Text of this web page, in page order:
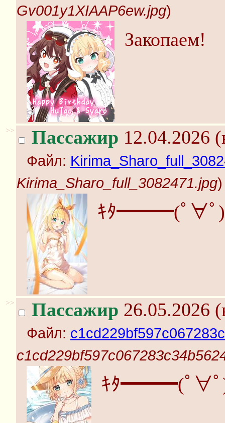
Gv001y1XIAAP6ew.jpg)
Закопаем!
>> Пассажир 12.04.2026
Файл:
Kirima_Sharo_full_3082471.jpg)
ｷﾀ━━━(ﾟ∀
>> Пассажир 26.05.2026
Файл:
ｷﾀ━━━(ﾟ∀